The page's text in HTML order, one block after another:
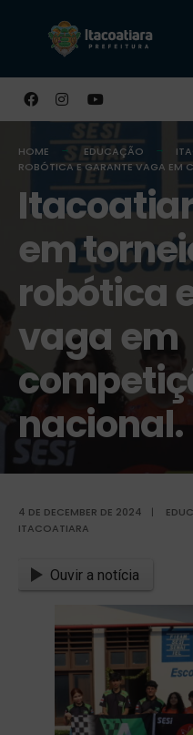
HOME EDUCAÇÃO
ROBÓTICA E GARANTE VAGA EM
em
robótica
vaga em
nacional.
4 DE DECEMBER DE 2024 |
ITACOATIARA
Ouvir a notícia
Buscar